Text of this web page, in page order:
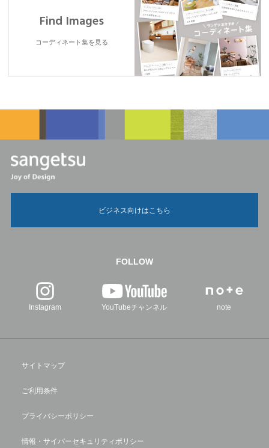
Find Images
コーディネート集を見る
ビジネス向けはこちら
FOLLOW
Instagram YouTubeチャンネル note
サイトマップ
ご利用条件
プライバシーポリシー
情報・サイバーセキュリティポリシー